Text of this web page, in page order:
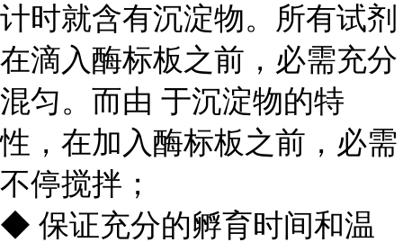
计时就含有沉淀物。所有试剂
在滴入酶标板之前，必需充分
混匀。而由 于沉淀物的特
性，在加入酶标板之前，必需
不停搅拌；
◆ 保证充分的孵育时间和温